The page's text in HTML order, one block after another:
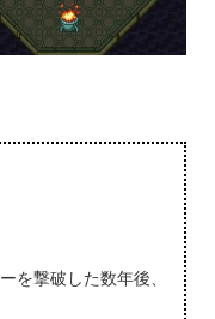
を撃破した数年後、